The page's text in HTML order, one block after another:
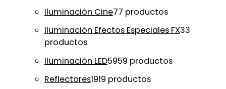
Iluminación Cine77 productos
Iluminación Efectos Especiales FX33
productos
Iluminación LED5959 productos
Reflectores1919 productos